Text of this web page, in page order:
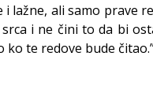
lažne, ali samo prave
i ne čini to da bi
te redove bude